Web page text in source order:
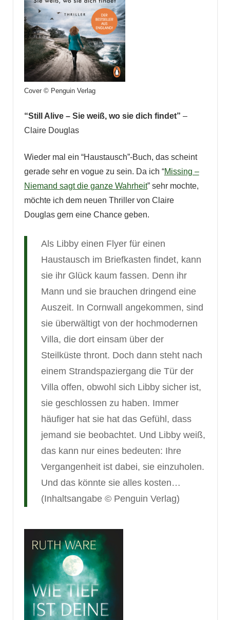
Cover © Penguin Verlag
“Still Alive – Sie weiß, wo sie dich findet” –
Claire Douglas
Wieder mal ein “Haustausch”-Buch, das scheint
gerade sehr en vogue zu sein. Da ich “Missing –
Niemand sagt die ganze Wahrheit” sehr mochte,
möchte ich dem neuen Thriller von Claire
Douglas gern eine Chance geben.
Als Libby einen Flyer für einen
Haustausch im Briefkasten findet, kann
sie ihr Glück kaum fassen. Denn ihr
Mann und sie brauchen dringend eine
Auszeit. In Cornwall angekommen, sind
sie überwältigt von der hochmodernen
Villa, die dort einsam über der
Steilküste thront. Doch dann steht nach
einem Strandspaziergang die Tür der
Villa offen, obwohl sich Libby sicher ist,
sie geschlossen zu haben. Immer
häufiger hat sie hat das Gefühl, dass
jemand sie beobachtet. Und Libby weiß,
das kann nur eines bedeuten: Ihre
Vergangenheit ist dabei, sie einzuholen.
Und das könnte sie alles kosten…
(Inhaltsangabe © Penguin Verlag)